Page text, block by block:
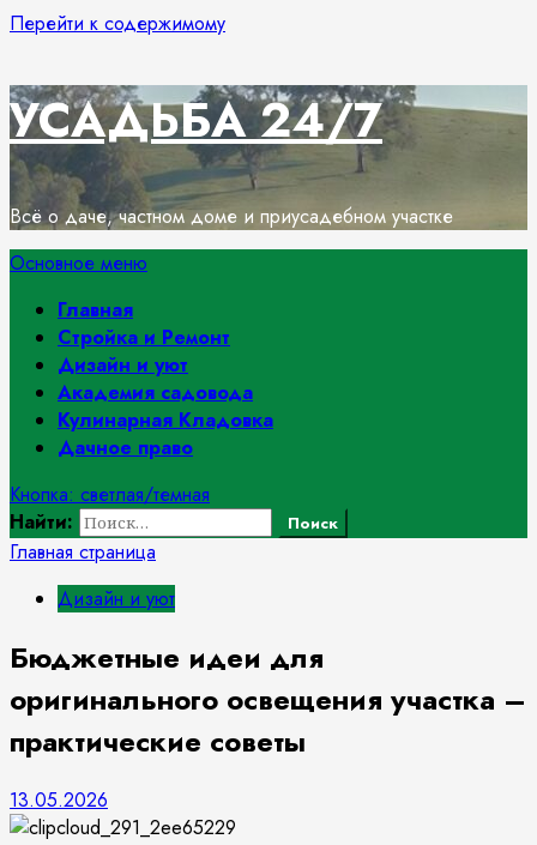
Перейти к содержимому
УСАДЬБА 24/7
Всё о даче, частном доме и приусадебном участке
Основное меню
Главная
Стройка и Ремонт
Дизайн и уют
Академия садовода
Кулинарная Кладовка
Дачное право
Кнопка: светлая/темная
Найти:
Главная страница
Дизайн и уют
Бюджетные идеи для
оригинального освещения участка –
практические советы
13.05.2026